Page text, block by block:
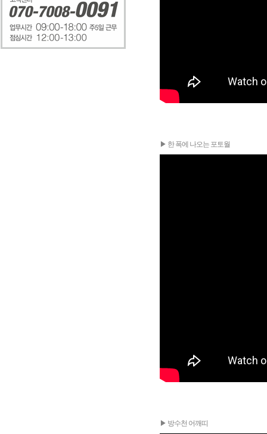
▶ 한 폭에 나오는 포토월
▶ 방수천 어깨띠